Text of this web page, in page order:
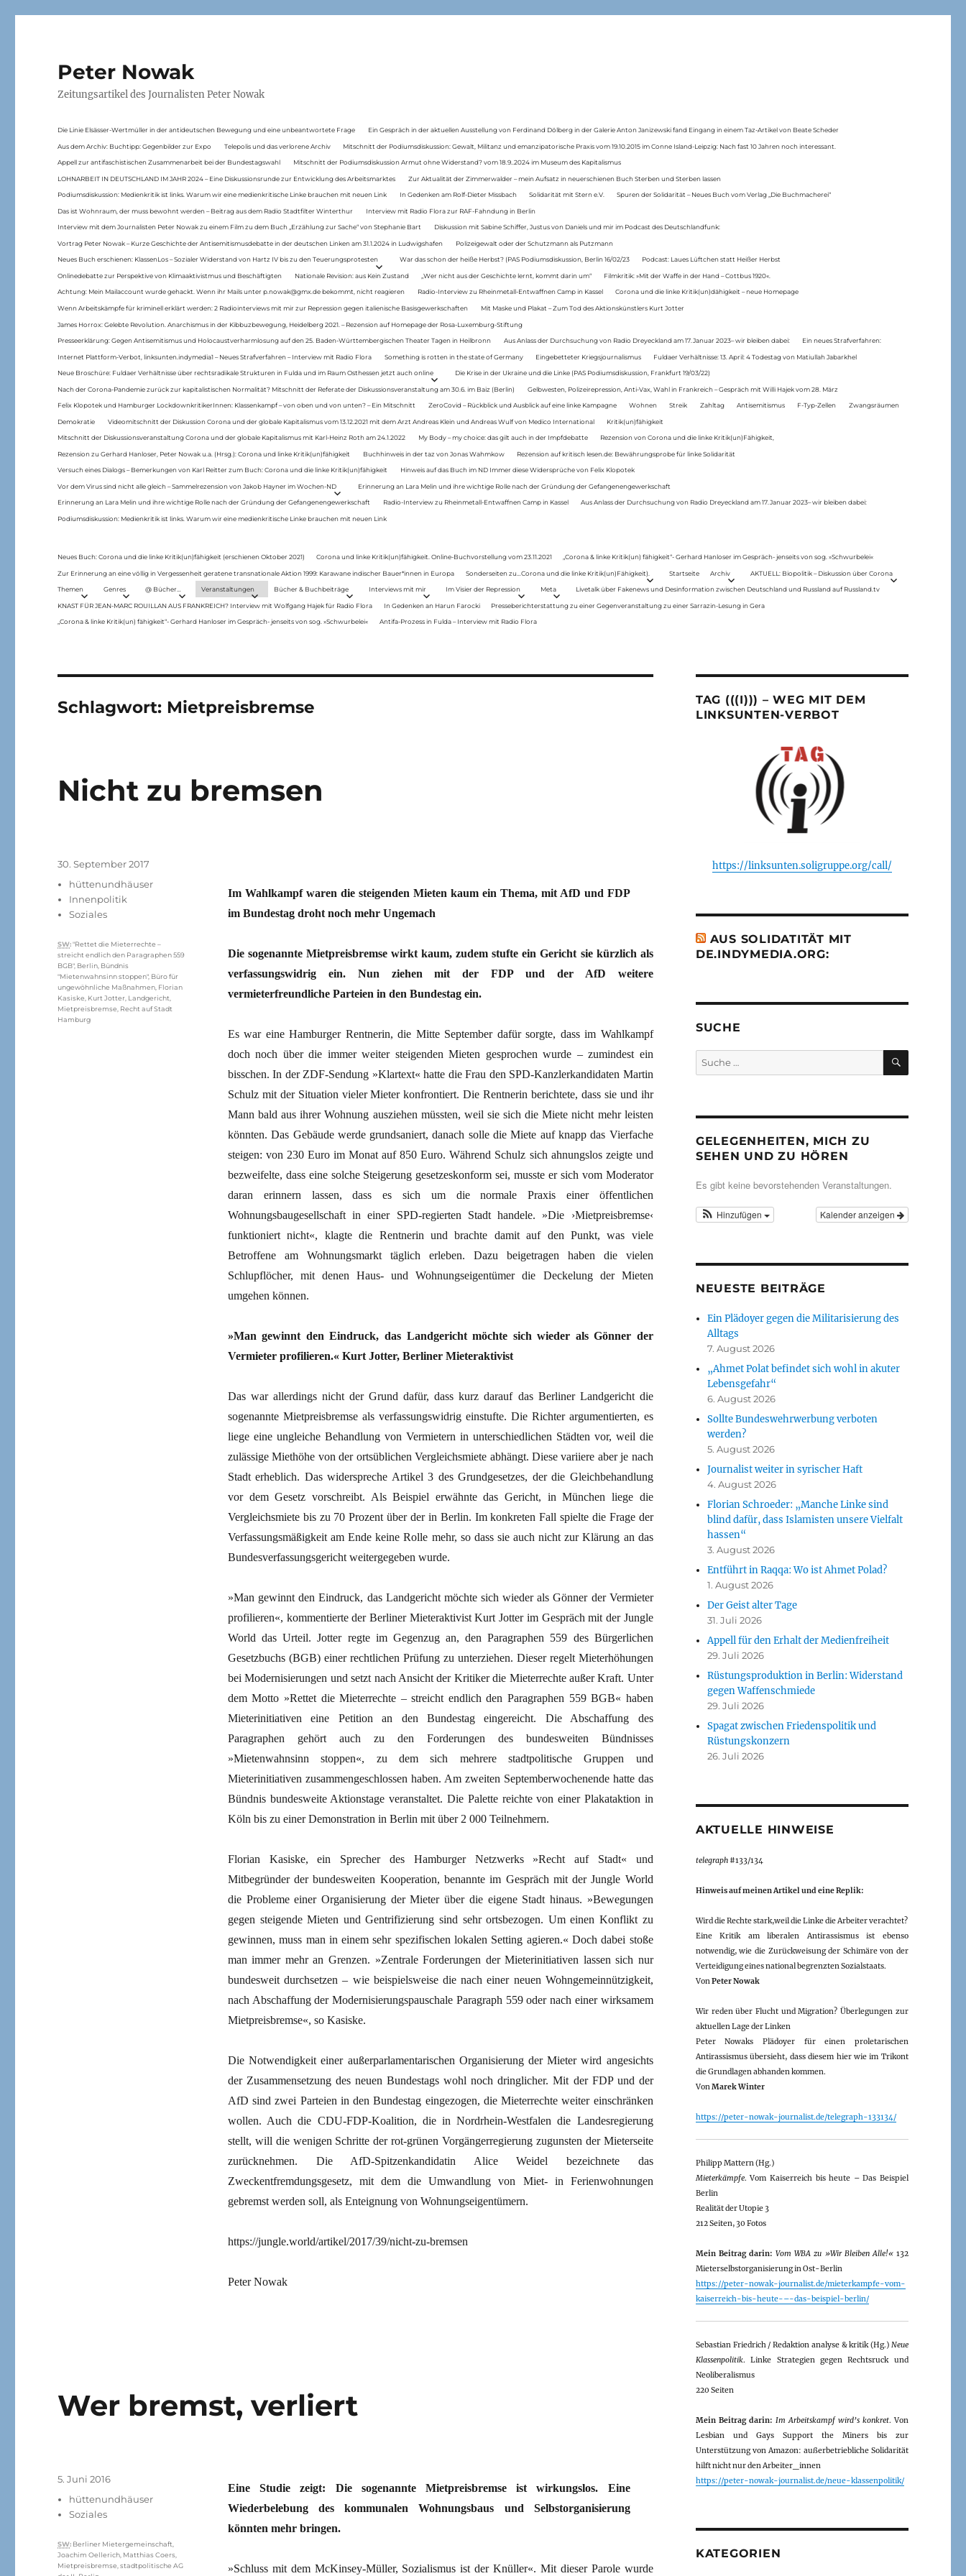
Peter Nowak
Zeitungsartikel des Journalisten Peter Nowak
Die Linie Elsässer-Wertmüller in der antideutschen Bewegung und eine unbeantwortete Frage Ein Gespräch in der aktuellen Ausstellung von Ferdinand Dölberg in der Galerie Anton Janizewski fand Eingang in einem Taz-Artikel von Beate Scheder
Aus dem Archiv: Buchtipp: Gegenbilder zur Expo Telepolis und das verlorene Archiv Mitschnitt der Podiumsdiskussion: Gewalt, Militanz und emanzipatorische Praxis vom 19.10.2015 im Conne Island-Leipzig: Nach fast 10 Jahren noch interessant.
Appell zur antifaschistischen Zusammenarbeit bei der Bundestagswahl Mitschnitt der Podiumsdiskussion Armut ohne Widerstand? vom 18.9..2024 im Museum des Kapitalismus
LOHNARBEIT IN DEUTSCHLAND IM JAHR 2024 – Eine Diskussionsrunde zur Entwicklung des Arbeitsmarktes Zur Aktualität der Zimmerwalder – mein Aufsatz in neuerschienen Buch Sterben und Sterben lassen
Podiumsdiskussion: Medienkritik ist links. Warum wir eine medienkritische Linke brauchen mit neuen Link In Gedenken am Rolf-Dieter Missbach Solidarität mit Stern e.V. Spuren der Solidarität – Neues Buch vom Verlag „Die Buchmacherei“
Das ist Wohnraum, der muss bewohnt werden – Beitrag aus dem Radio Stadtfilter Winterthur Interview mit Radio Flora zur RAF-Fahndung in Berlin
Interview mit dem Journalisten Peter Nowak zu einem Film zu dem Buch „Erzählung zur Sache“ von Stephanie Bart Diskussion mit Sabine Schiffer, Justus von Daniels und mir im Podcast des Deutschlandfunk:
Vortrag Peter Nowak – Kurze Geschichte der Antisemitismusdebatte in der deutschen Linken am 31.1.2024 in Ludwigshafen Polizeigewalt oder der Schutzmann als Putzmann
Neues Buch erschienen: KlassenLos – Sozialer Widerstand von Hartz IV bis zu den Teuerungsprotesten War das schon der heiße Herbst? (PAS Podiumsdiskussion, Berlin 16/02/23 Podcast: Laues Lüftchen statt Heißer Herbst
Onlinedebatte zur Perspektive von Klimaaktivistmus und Beschäftigten Nationale Revision: aus Kein Zustand „Wer nicht aus der Geschichte lernt, kommt darin um“ Filmkritik: »Mit der Waffe in der Hand – Cottbus 1920«.
Achtung: Mein Mailaccount wurde gehackt. Wenn ihr Mails unter p.nowak@gmx.de bekommt, nicht reagieren Radio-Interview zu Rheinmetall-Entwaffnen Camp in Kassel Corona und die linke Kritik(un)dähigkeit – neue Homepage
Wenn Arbeitskämpfe für kriminell erklärt werden: 2 Radiointerviews mit mir zur Repression gegen italienische Basisgewerkschaften Mit Maske und Plakat – Zum Tod des Aktionskünstlers Kurt Jotter
James Horrox: Gelebte Revolution. Anarchismus in der Kibbuzbewegung, Heidelberg 2021. – Rezension auf Homepage der Rosa-Luxemburg-Stiftung
Presseerklärung: Gegen Antisemitismus und Holocaustverharmlosung auf den 25. Baden-Württembergischen Theater Tagen in Heilbronn Aus Anlass der Durchsuchung von Radio Dreyeckland am 17.Januar 2023– wir bleiben dabei: Ein neues Strafverfahren:
Internet Plattform-Verbot, linksunten.indymedia1 – Neues Strafverfahren – Interview mit Radio Flora Something is rotten in the state of Germany Eingebetteter Kriegsjournalismus Fuldaer Verhältnisse: 13. April: 4 Todestag von Matiul­lah Jabarkhel
Neue Broschüre: Fuldaer Verhältnisse über rechtsradikale Strukturen in Fulda und im Raum Osthessen jetzt auch online Die Krise in der Ukraine und die Linke (PAS Podiumsdiskussion, Frankfurt 19/03/22)
Nach der Corona-Pandemie zurück zur kapitalistischen Normalität? Mitschnitt der Referate der Diskussionsveranstaltung am 30.6. im Baiz (Berlin) Gelbwesten, Polizeirepression, Anti-Vax, Wahl in Frankreich – Gespräch mit Willi Hajek vom 28. März
Felix Klopotek und Hamburger LockdownkritikerInnen: Klassenkampf – von oben und von unten? – Ein Mitschnitt ZeroCovid – Rückblick und Ausblick auf eine linke Kampagne Wohnen Streik Zahltag Antisemitismus F-Typ-Zellen Zwangsräumen
Demokratie Videomitschnitt der Diskussion Corona und der globale Kapitalismus vom 13.12.2021 mit dem Arzt Andreas Klein und Andreas Wulf von Medico International Kritik(un)fähigkeit
Mitschnitt der Diskussionsveranstaltung Corona und der globale Kapitalismus mit Karl-Heinz Roth am 24.1.2022 My Body – my choice: das gilt auch in der Impfdebatte Rezension von Corona und die linke Kritik(un)Fähigkeit,
Rezension zu Gerhard Hanloser, Peter Nowak u.a. (Hrsg.): Corona und linke Kritik(un)fähigkeit Buchhinweis in der taz von Jonas Wahmkow Rezension auf kritisch lesen.de: Bewährungsprobe für linke Solidarität
Versuch eines Dialogs – Bemerkungen von Karl Reitter zum Buch: Corona und die linke Kritik(un)fähigkeit Hinweis auf das Buch im ND Immer diese Widersprüche von Felix Klopotek
Vor dem Virus sind nicht alle gleich – Sammelrezension von Jakob Hayner im Wochen-ND Erinnerung an Lara Melin und ihre wichtige Rolle nach der Gründung der Gefangenengewerkschaft
Erinnerung an Lara Melin und ihre wichtige Rolle nach der Gründung der Gefangenengewerkschaft Radio-Interview zu Rheinmetall-Entwaffnen Camp in Kassel Aus Anlass der Durchsuchung von Radio Dreyeckland am 17.Januar 2023– wir bleiben dabei:
Podiumsdiskussion: Medienkritik ist links. Warum wir eine medienkritische Linke brauchen mit neuen Link
Neues Buch: Corona und die linke Kritik(un)fähigkeit (erschienen Oktober 2021) Corona und linke Kritik(un)fähigkeit. Online-Buchvorstellung vom 23.11.2021 „Corona & linke Kritik(un) fähigkeit“- Gerhard Hanloser im Gespräch- jenseits von sog. »Schwurbelei«
Zur Erinnerung an eine völlig in Vergessenheit geratene transnationale Aktion 1999: Karawane indischer Bauer*innen in Europa Sonderseiten zu…Corona und die linke Kritik(un)Fähigkeit). Startseite Archiv AKTUELL: Biopolitik – Diskussion über Corona
Themen Genres @ Bücher… Veranstaltungen Bücher & Buchbeiträge Interviews mit mir Im Visier der Repression Meta Livetalk über Fakenews und Desinformation zwischen Deutschland und Russland auf Russland.tv
KNAST FÜR JEAN-MARC ROUILLAN AUS FRANKREICH? Interview mit Wolfgang Hajek für Radio Flora In Gedenken an Harun Farocki Presseberichterstattung zu einer Gegenveranstaltung zu einer Sarrazin-Lesung in Gera
„Corona & linke Kritik(un) fähigkeit“- Gerhard Hanloser im Gespräch- jenseits von sog. »Schwurbelei« Antifa-Prozess in Fulda – Interview mit Radio Flora
Schlagwort: Mietpreisbremse
Nicht zu bremsen
Im Wahlkampf waren die steigenden Mieten kaum ein Thema, mit AfD und FDP
im Bundestag droht noch mehr Ungemach
Die sogenannte Mietpreisbremse wirkt kaum, zudem stufte ein Gericht sie kürzlich als
verfassungswidrig ein. Nun ziehen mit der FDP und der AfD weitere
vermieterfreundliche Parteien in den Bundestag ein.
Es war eine Hamburger Rentnerin, die Mitte September dafür sorgte, dass im Wahlkampf
doch noch über die immer weiter steigenden Mieten gesprochen wurde – zumindest ein
bisschen. In der ZDF-Sendung »Klartext« hatte die Frau den SPD-Kanzlerkandidaten Martin
Schulz mit der Situation vieler Mieter konfrontiert. Die Rentnerin berichtete, dass sie und ihr
Mann bald aus ihrer Wohnung ausziehen müssten, weil sie sich die Miete nicht mehr leisten
könnten. Das Gebäude werde grundsaniert, danach solle die Miete auf knapp das Vierfache
steigen: von 230 Euro im Monat auf 850 Euro. Während Schulz sich ahnungslos zeigte und
bezweifelte, dass eine solche Steigerung gesetzeskonform sei, musste er sich vom Moderator
daran erinnern lassen, dass es sich um die normale Praxis einer öffentlichen
Wohnungsbaugesellschaft in einer SPD-regierten Stadt handele. »Die ›Mietpreisbremse‹
funktioniert nicht«, klagte die Rentnerin und brachte damit auf den Punkt, was viele
Betroffene am Wohnungsmarkt täglich erleben. Dazu beigetragen haben die vielen
Schlupflöcher, mit denen Haus- und Wohnungseigentümer die Deckelung der Mieten
umgehen können.
»Man gewinnt den Eindruck, das Landgericht möchte sich wieder als Gönner der
Vermieter profilieren.« Kurt Jotter, Berliner Mieteraktivist
Das war allerdings nicht der Grund dafür, dass kurz darauf das Berliner Landgericht die
sogenannte Mietpreisbremse als verfassungswidrig einstufte. Die Richter argumentierten, es
liege eine ungleiche Behandlung von Vermietern in unterschiedlichen Städten vor, weil die
zulässige Miethöhe von der ortsüblichen Vergleichsmiete abhängt. Diese variiere aber je nach
Stadt erheblich. Das widerspreche Artikel 3 des Grundgesetzes, der die Gleichbehandlung
vor dem Gesetz vorschreibt. Als Beispiel erwähnte das Gericht, in München liege die
Vergleichsmiete bis zu 70 Prozent über der in Berlin. Im konkreten Fall spielte die Frage der
Verfassungsmäßigkeit am Ende keine Rolle mehr, so dass sie auch nicht zur Klärung an das
Bundesverfassungsgericht weitergegeben wurde.
»Man gewinnt den Eindruck, das Landgericht möchte sich wieder als Gönner der Vermieter
profilieren«, kommentierte der Berliner Mieteraktivist Kurt Jotter im Gespräch mit der Jungle
World das Urteil. Jotter regte im Gegenzug an, den Paragraphen 559 des Bürgerlichen
Gesetzbuchs (BGB) einer rechtlichen Prüfung zu unterziehen. Dieser regelt Mieterhöhungen
bei Modernisierungen und setzt nach Ansicht der Kritiker die Mieterrechte außer Kraft. Unter
dem Motto »Rettet die Mieterrechte – streicht endlich den Paragraphen 559 BGB« haben
Mieterinitiativen eine Petition an den Bundestag eingereicht. Die Abschaffung des
Paragraphen gehört auch zu den Forderungen des bundesweiten Bündnisses
»Mietenwahnsinn stoppen«, zu dem sich mehrere stadtpolitische Gruppen und
Mieterinitiativen zusammengeschlossen haben. Am zweiten Septemberwochenende hatte das
Bündnis bundesweite Aktionstage veranstaltet. Die Palette reichte von einer Plakataktion in
Köln bis zu einer Demonstration in Berlin mit über 2 000 Teilnehmern.
Florian Kasiske, ein Sprecher des Hamburger Netzwerks »Recht auf Stadt« und
Mitbegründer der bundesweiten Kooperation, benannte im Gespräch mit der Jungle World
die Probleme einer Organisierung der Mieter über die eigene Stadt hinaus. »Bewegungen
gegen steigende Mieten und Gentrifizierung sind sehr ortsbezogen. Um einen Konflikt zu
gewinnen, muss man in einem sehr spezifischen lokalen Setting agieren.« Doch dabei stoße
man immer mehr an Grenzen. »Zentrale Forderungen der Mieterinitiativen lassen sich nur
bundesweit durchsetzen – wie beispielsweise die nach einer neuen Wohngemeinnützigkeit,
nach Abschaffung der Modernisierungspauschale Paragraph 559 oder nach einer wirksamem
Mietpreisbremse«, so Kasiske.
Die Notwendigkeit einer außerparlamentarischen Organisierung der Mieter wird angesichts
der Zusammensetzung des neuen Bundestags wohl noch dringlicher. Mit der FDP und der
AfD sind zwei Parteien in den Bundestag eingezogen, die Mieterrechte weiter einschränken
wollen. Auch die CDU-FDP-Koalition, die in Nordrhein-Westfalen die Landesregierung
stellt, will die wenigen Schritte der rot-grünen Vorgängerregierung zugunsten der Mieterseite
zurücknehmen. Die AfD-Spitzenkandidatin Alice Weidel bezeichnete das
Zweckentfremdungsgesetz, mit dem die Umwandlung von Miet- in Ferienwohnungen
gebremst werden soll, als Enteignung von Wohnungseigentümern.
https://jungle.world/artikel/2017/39/nicht-zu-bremsen
Peter Nowak
Veröffentlicht
am
30. September 2017
Kategorien
hüttenundhäuser
Innenpolitik
Soziales
Schlagwörter
SW:"Rettet die Mieterrechte –
streicht endlich den Paragraphen 559
BGB", Berlin Bündnis
"Mietenwahnsinn stoppen", Büro für
ungewöhnliche Maßnahmen Florian
Kasiske Kurt Jotter Landgericht
Mietpreisbremse Recht auf Stadt
Hamburg
Wer bremst, verliert
Eine Studie zeigt: Die sogenannte Mietpreisbremse ist wirkungslos. Eine
Wiederbelebung des kommunalen Wohnungsbaus und Selbstorganisierung
könnten mehr bringen.
»Schluss mit dem McKinsey-Müller, Sozialismus ist der Knüller«. Mit dieser Parole wurde
Veröffentlicht
am
5. Juni 2016
Kategorien
hüttenundhäuser
Soziales
Schlagwörter
SW: Berliner Mietergemeinschaft
Joachim Oellerich Matthias Coers
Mietpreisbremse ,stadtpolitische AG
TAG (((I))) – WEG MIT DEM
LINKSUNTEN-VERBOT
https://linksunten.soligruppe.org/call/
AUS SOLIDATITÄT MIT
DE.INDYMEDIA.ORG:
SUCHE
Suche
nach:
SUCHEN
GELEGENHEITEN, MICH ZU
SEHEN UND ZU HÖREN
Es gibt keine bevorstehenden Veranstaltungen.
Kalender anzeigen
Hinzufügen
NEUESTE BEITRÄGE
Ein Plädoyer gegen die Militarisierung des
Alltags
7. August 2026
„Ahmet Polat befindet sich wohl in akuter
Lebensgefahr“
6. August 2026
Sollte Bundeswehrwerbung verboten
werden?
5. August 2026
Journalist weiter in syrischer Haft
4. August 2026
Florian Schroeder: „Manche Linke sind
blind dafür, dass Islamisten unsere Vielfalt
hassen“
3. August 2026
Entführt in Raqqa: Wo ist Ahmet Polad?
1. August 2026
Der Geist alter Tage
31. Juli 2026
Appell für den Erhalt der Medienfreiheit
29. Juli 2026
Rüstungsproduktion in Berlin: Widerstand
gegen Waffenschmiede
29. Juli 2026
Spagat zwischen Friedenspolitik und
Rüstungskonzern
26. Juli 2026
AKTUELLE HINWEISE
telegraph#133/134
Hinweis auf meinen Artikel und eine Replik:
Wird die Rechte stark,weil die Linke die Arbeiter verachtet?
Eine Kritik am liberalen Antirassismus ist ebenso
notwendig, wie die Zurückweisung der Schimäre von der
Verteidigung eines national begrenzten Sozialstaats.
VonPeter Nowak
Wir reden über Flucht und Migration? Überlegungen zur
aktuellen Lage der Linken
Peter Nowaks Plädoyer für einen proletarischen
Antirassismus übersieht, dass diesem hier wie im Trikont
die Grundlagen abhanden kommen.
VonMarek Winter
https://peter-nowak-journalist.de/telegraph-133134/
Philipp Mattern (Hg.)
Mieterkämpfe. Vom Kaiserreich bis heute – Das Beispiel
Berlin
Realität der Utopie 3
212 Seiten, 30 Fotos
Mein Beitrag darin: Vom WBA zu »Wir Bleiben Alle!«132
Mieterselbstorganisierung in Ost-Berlin
https://peter-nowak-journalist.de/mieterkampfe-vom-
kaiserreich-bis-heute-–-das-beispiel-berlin/
Sebastian Friedrich / Redaktion analyse & kritik (Hg.) Neue
Klassenpolitik. Linke Strategien gegen Rechtsruck und
Neoliberalismus
220 Seiten
Mein Beitrag darin: Im Arbeitskampf wird’s konkret. Von
Lesbian und Gays Support the Miners bis zur
Unterstützung von Amazon: außerbetriebliche Solidarität
hilft nicht nur den Arbeiter_innen
https://peter-nowak-journalist.de/neue-klassenpolitik/
KATEGORIEN